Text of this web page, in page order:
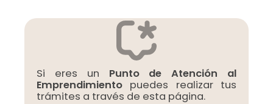
Si eres un Punto de Atención al
Emprendimiento puedes realizar tus
trámites a través de esta página.